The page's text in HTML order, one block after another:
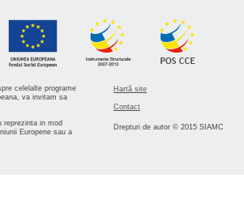
celelalte programe
va invitam sa
reprezinta in mod
Europene sau a
Hartă site
Contact
Drepturi de autor © 2015 SIAMC